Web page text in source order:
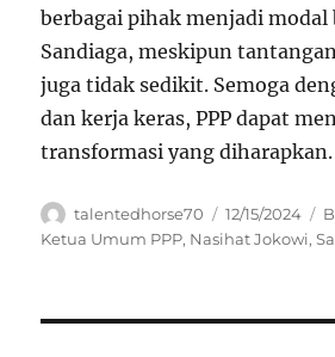
berbagai pihak menjadi modal
Sandiaga, meskipun
juga tidak sedikit. Semoga
dan kerja keras, PPP dapat
transformasi yang diharapkan.
Author
talentedhorse70
Posted
on
12/15/2024
Ketua Umum PPP, Nasihat Jokowi,